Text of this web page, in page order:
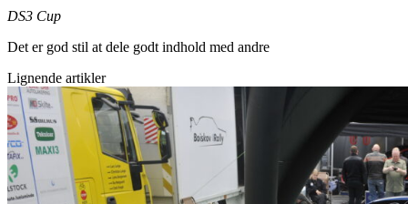
DS3 Cup
Det er god stil at dele godt indhold med andre
Lignende artikler